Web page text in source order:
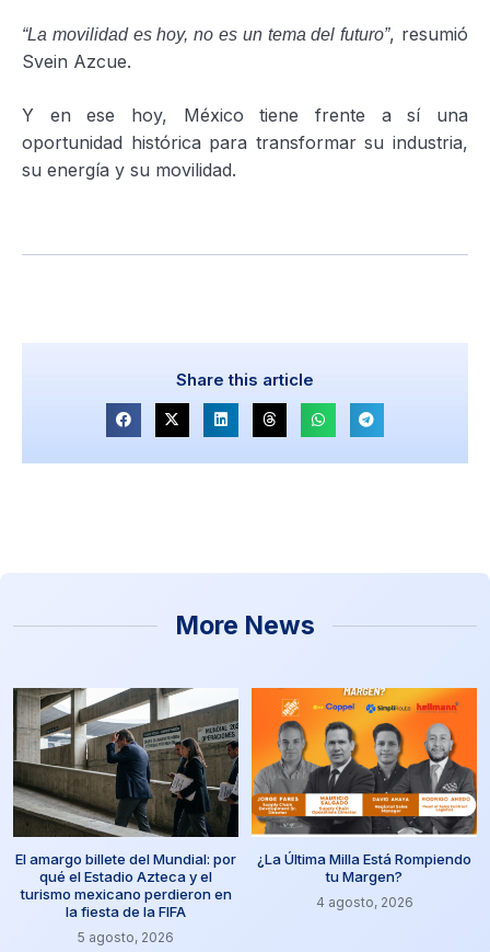
“La movilidad es hoy, no es un tema del futuro”, resumió
Svein Azcue.
Y en ese hoy, México tiene frente a sí una
oportunidad histórica para transformar su industria,
su energía y su movilidad.
Share this article
More News
El amargo billete del Mundial: por
qué el Estadio Azteca y el
turismo mexicano perdieron en
la fiesta de la FIFA
5 agosto, 2026
¿La Última Milla Está Rompiendo
tu Margen?
4 agosto, 2026